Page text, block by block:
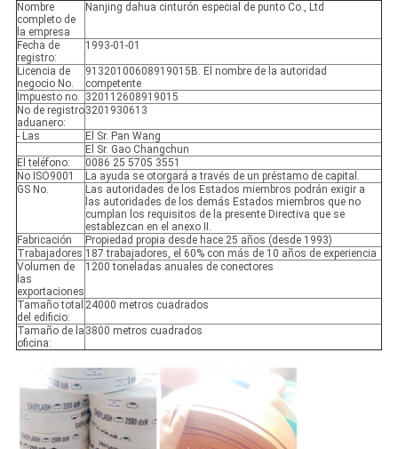
Nombre
completo de
la empresa
Nanjing dahua cinturón especial de punto Co., Ltd
Fecha de
registro:
1993-01-01
Licencia de
negocio No.
91320100608919015B. El nombre de la autoridad
competente
Impuesto no. 320112608919015
No de registro
aduanero:
3201930613
- Las
El Sr. Pan Wang
El Sr. Gao Changchun
El teléfono:
0086 25 5705 3551
No ISO9001
La ayuda se otorgará a través de un préstamo de capital.
GS No.
Las autoridades de los Estados miembros podrán exigir a
las autoridades de los demás Estados miembros que no
cumplan los requisitos de la presente Directiva que se
establezcan en el anexo II.
Fabricación
Propiedad propia desde hace 25 años (desde 1993)
Trabajadores 187 trabajadores, el 60% con más de 10 años de experiencia
Volumen de
las
exportaciones
1200 toneladas anuales de conectores
Tamaño total
del edificio:
24000 metros cuadrados
Tamaño de la
oficina:
3800 metros cuadrados